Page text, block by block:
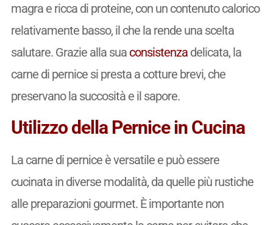
magra e ricca di proteine, con un contenuto calorico
relativamente basso, il che la rende una scelta
salutare. Grazie alla sua consistenzadelicata, la
carne di pernice si presta a cotture brevi, che
preservano la succosità e il sapore.
Utilizzo della Pernice in Cucina
La carne di pernice è versatile e può essere
cucinata in diverse modalità, da quelle più rustiche
alle preparazioni gourmet. È importante non